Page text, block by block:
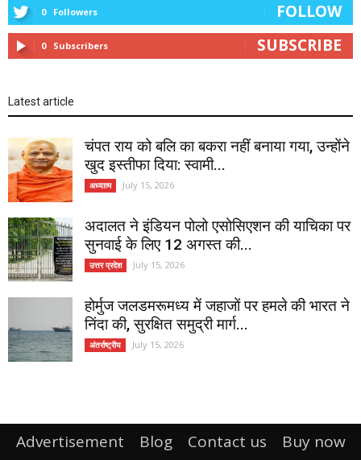
0 Followers FOLLOW
0 Subscribers SUBSCRIBE
Latest article
चंपत राय को बलि का बकरा नहीं बनाया गया, उन्होंने
खुद इस्तीफा दिया: स्वामी...
अध्यात्म July 15, 2026
अदालत ने इंडियन पोलो एसोसिएशन की याचिका पर
सुनवाई के लिए 12 अगस्त की...
उत्तर प्रदेश July 15, 2026
होर्मुज जलडमरूमध्य में जहाजों पर हमले की भारत ने
निंदा की, सुरक्षित समुद्री मार्ग...
अंतर्राष्ट्रीय July 15, 2026
Advertisement Blog Contact us Buy now